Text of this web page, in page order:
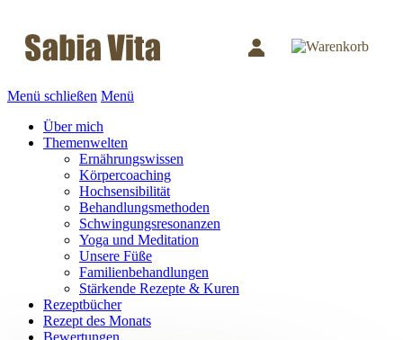
Menü schließen Menü
Über mich
Themenwelten
Ernährungswissen
Körpercoaching
Hochsensibilität
Behandlungsmethoden
Schwingungsresonanzen
Yoga und Meditation
Unsere Füße
Familienbehandlungen
Stärkende Rezepte & Kuren
Rezeptbücher
Rezept des Monats
Bewertungen